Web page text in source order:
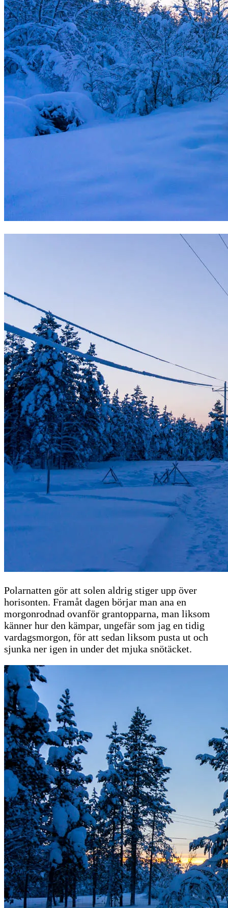
Polarnatten gör att solen aldrig stiger upp över
horisonten. Framåt dagen börjar man ana en
morgonrodnad ovanför grantopparna, man liksom
känner hur den kämpar, ungefär som jag en tidig
vardagsmorgon, för att sedan liksom pusta ut och
sjunka ner igen in under det mjuka snötäcket.